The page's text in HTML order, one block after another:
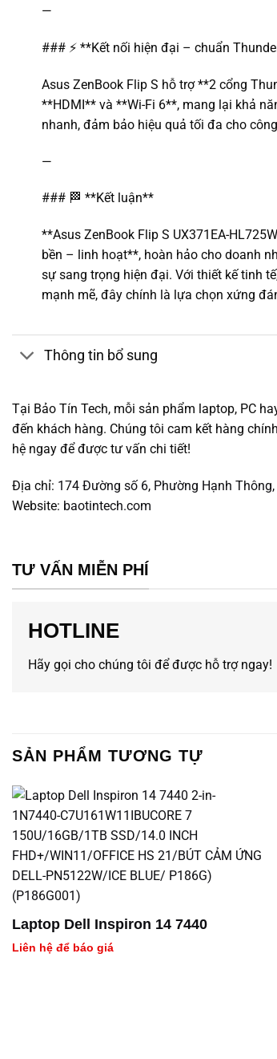
—
### ⚡ **Kết nối hiện đại – chuẩn
Asus ZenBook Flip S hỗ trợ **2 cổng
**HDMI** và **Wi-Fi 6**, mang lại khả
nhanh, đảm bảo hiệu quả tối đa cho
—
### 🏁 **Kết luận**
**Asus ZenBook Flip S UX371EA-
bền – linh hoạt**, hoàn hảo cho doanh
sự sang trọng hiện đại. Với thiết kế tinh
mạnh mẽ, đây chính là lựa chọn xứng
Thông tin bổ sung
Tại Bảo Tín Tech, mỗi sản phẩm laptop, PC
đến khách hàng. Chúng tôi cam kết hàng
hệ ngay để được tư vấn chi tiết!
Địa chỉ: 174 Đường số 6, Phường Hạnh
Website: baotintech.com
TƯ VẤN MIỄN PHÍ
HOTLINE
Hãy gọi cho chúng tôi để được hỗ trợ ngay!
SẢN PHẨM TƯƠNG TỰ
Laptop Dell Inspiron 14 7440
Liên hệ để báo giá